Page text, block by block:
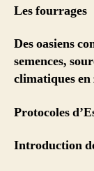
Les fourrages
Des oasiens
semences,
climatiques en
Protocoles
Introduction